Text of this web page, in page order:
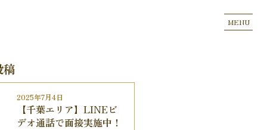
MENU
2025年7月4日
【千葉エリア】LINEビ
デオ通話で面接実施中！